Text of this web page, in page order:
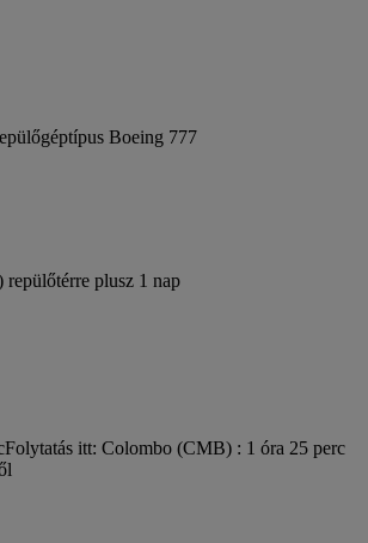
Boeing 777
plusz 1 nap
Folytatás itt: Colombo (CMB) : 1 óra 25 perc